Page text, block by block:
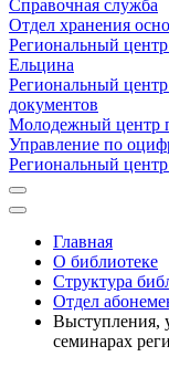
Справочная служба
Отдел хранения
Региональный
Ельцина
Региональный
документов
Молодежный центр
Управление по
Региональный
Главная
О библиотеке
Структура
Отдел
Выступления,
семинарах